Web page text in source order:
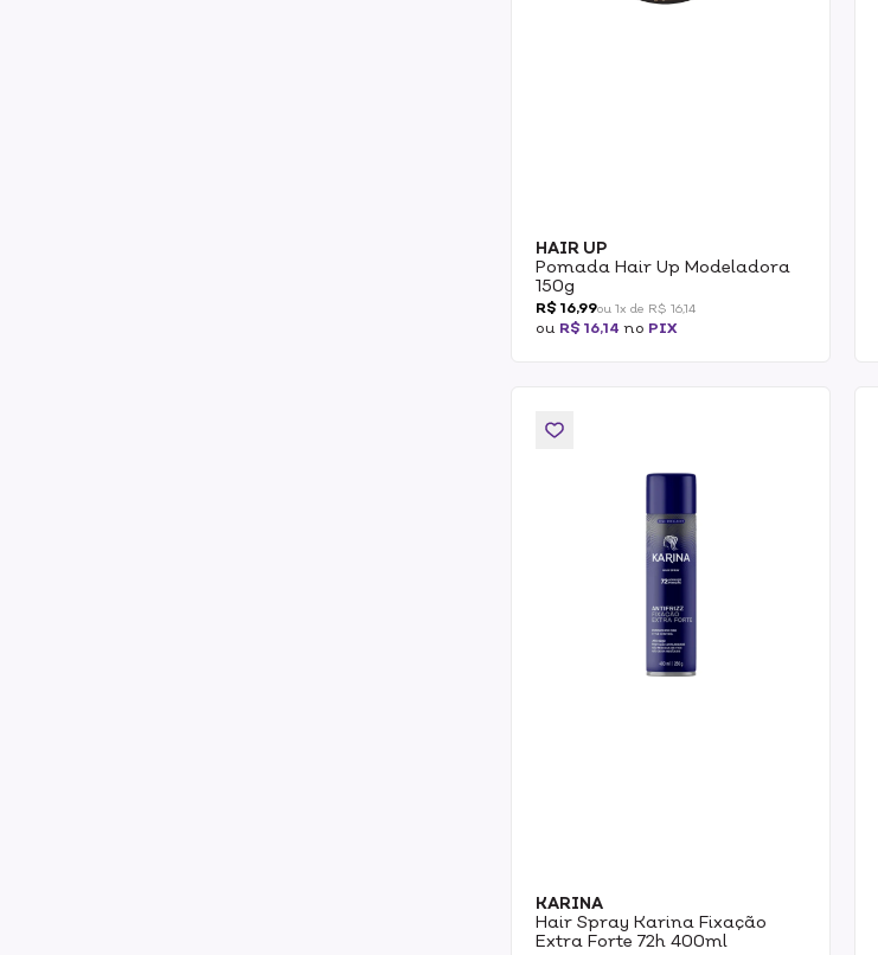
HAIR UP
Pomada Hair Up Modeladora
150g
R$ 16,99ou 1x de R$ 16,14
ou R$ 16,14 no PIX
KARINA
Hair Spray Karina Fixação
Extra Forte 72h 400ml